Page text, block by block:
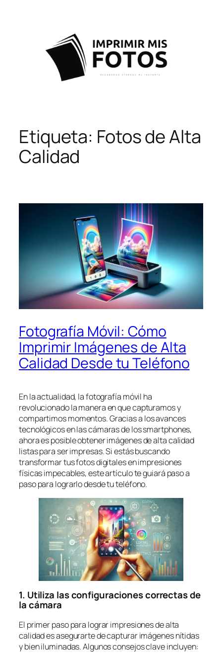
Etiqueta: Fotos de Alta
Calidad
Fotografía Móvil: Cómo
Imprimir Imágenes de Alta
Calidad Desde tu Teléfono
En la actualidad, la fotografía móvil ha
revolucionado la manera en que capturamos y
compartimos momentos. Gracias a los avances
tecnológicos en las cámaras de los smartphones,
ahora es posible obtener imágenes de alta calidad
listas para ser impresas. Si estás buscando
transformar tus fotos digitales en impresiones
físicas impecables, este artículo te guiará paso a
paso para lograrlo desde tu teléfono.
1. Utiliza las configuraciones correctas de
la cámara
El primer paso para lograr impresiones de alta
calidad es asegurarte de capturar imágenes nítidas
y bien iluminadas. Algunos consejos clave incluyen: